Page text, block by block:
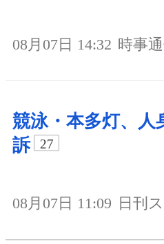
08月07日 14:32 時事
競泳・本多灯、人
訴
27
08月07日 11:09 日刊